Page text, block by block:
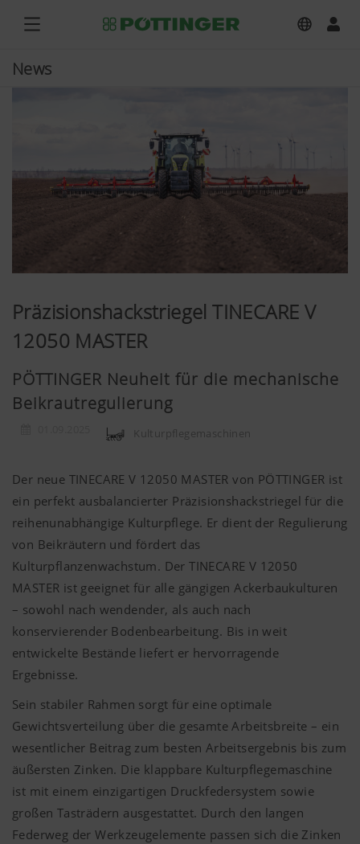
News
Präzisionshackstriegel TINECARE V
12050 MASTER
PÖTTINGER Neuheit für die mechanische
Beikrautregulierung
Kulturpflegemaschinen
Der neue TINECARE V 12050 MASTER von PÖTTINGER ist
ein perfekt ausbalancierter Präzisionshackstriegel für die
reihenunabhängige Kulturpflege. Er dient der Regulierung
von Beikräutern und fördert das
Kulturpflanzenwachstum. Der TINECARE V 12050
MASTER ist geeignet für alle gängigen Ackerbaukulturen
– sowohl nach wendender, als auch nach
konservierender Bodenbearbeitung. Bis in weit
entwickelte Bestände liefert er hervorragende
Ergebnisse.
Sein stabiler Rahmen sorgt für eine optimale
Gewichtsverteilung über die gesamte Arbeitsbreite – ein
wesentlicher Beitrag zum besten Arbeitsergebnis bis zum
äußersten Zinken. Die klappbare Kulturpflegemaschine
ist mit einem einzigartigen Druckfedersystem sowie
großen Tasträdern ausgestattet. Durch den langen
Federweg der Werkzeugelemente passen sich die Zinken